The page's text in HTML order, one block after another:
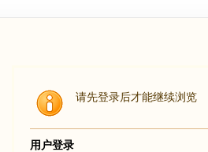
请先登录后才能继续浏览
用户登录